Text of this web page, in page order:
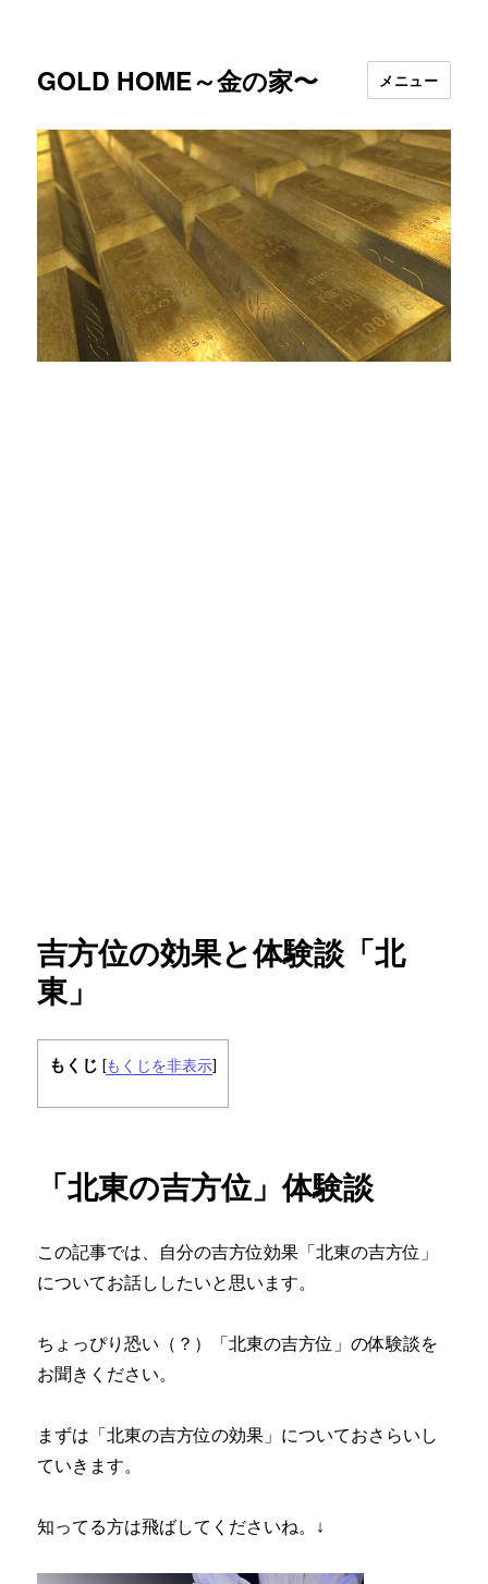
GOLD HOME～金の家〜 メニュー
吉方位の効果と体験談「北
東」
もくじ [もくじを非表示]
「北東の吉方位」体験談
この記事では、自分の吉方位効果「北東の吉方位」
についてお話ししたいと思います。
ちょっぴり恐い（？）「北東の吉方位」の体験談を
お聞きください。
まずは「北東の吉方位の効果」についておさらいし
ていきます。
知ってる方は飛ばしてくださいね。↓